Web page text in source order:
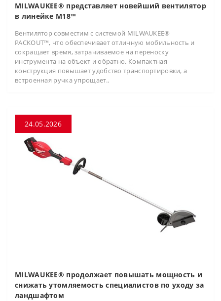
MILWAUKEE® представляет новейший вентилятор
в линейке M18™
Вентилятор совместим с системой MILWAUKEE®
PACKOUT™, что обеспечивает отличную мобильность и
сокращает время, затрачиваемое на переноску
инструмента на объект и обратно. Компактная
конструкция повышает удобство транспортировки, а
встроенная ручка упрощает..
24.05.2026
MILWAUKEE® продолжает повышать мощность и
снижать утомляемость специалистов по уходу за
ландшафтом